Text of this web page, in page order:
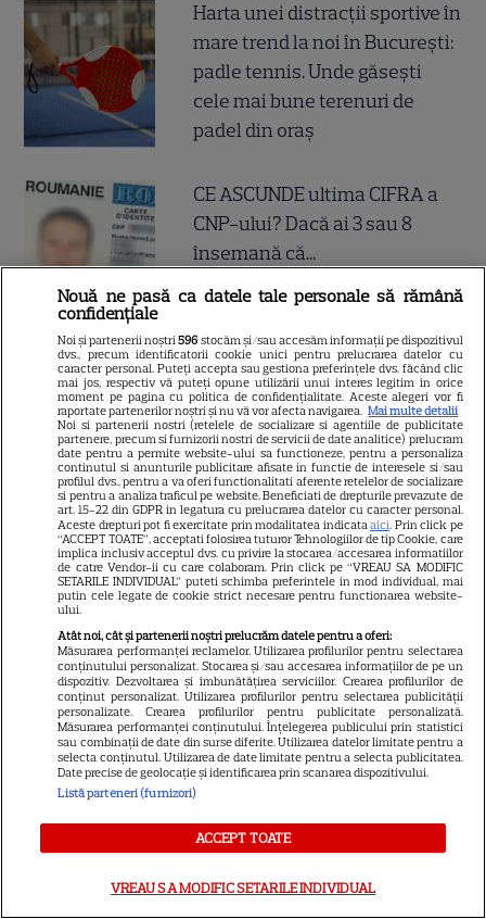
Harta unei distracții sportive în
mare trend la noi în București:
padle tennis. Unde găsești
cele mai bune terenuri de
padel din oraș
CE ASCUNDE ultima CIFRA a
CNP-ului? Dacă ai 3 sau 8
însemană că...
DIN ACEEAȘI CATEGORIE
SERIALE AMERICANE
Bundy”: „A fost un show foarte
Nouă ne pasă ca datele tale personale să rămână
confidențiale
Noi și partenerii noștri596 stocăm și/sau accesăm informații pe dispozitivul
dvs., precum identificatorii cookie unici pentru prelucrarea datelor cu
caracter personal. Puteți accepta sau gestiona preferințele dvs. făcând clic
mai jos, respectiv vă puteți opune utilizării unui interes legitim în orice
moment pe pagina cu politica de confidențialitate. Aceste alegeri vor fi
raportate partenerilor noștri și nu vă vor afecta navigarea. Mai multe detalii
Noi si partenerii nostri (retelele de socializare si agentiile de publicitate
partenere, precum si furnizorii nostri de servicii de date analitice) prelucram
date pentru a permite website-ului sa functioneze, pentru a personaliza
continutul si anunturile publicitare afisate in functie de interesele si/sau
profilul dvs., pentru a va oferi functionalitati aferente retelelor de socializare
si pentru a analiza traficul pe website. Beneficiati de drepturile prevazute de
art. 15-22 din GDPR in legatura cu prelucrarea datelor cu caracter personal.
Aceste drepturi pot fi exercitate prin modalitatea indicataaici. Prin click pe
“ACCEPT TOATE”, acceptati folosirea tuturor Tehnologiilor de tip Cookie, care
implica inclusiv acceptul dvs. cu privire la stocarea/accesarea informatiilor
de catre Vendor-ii cu care colaboram. Prin click pe “VREAU SA MODIFIC
SETARILE INDIVIDUAL” puteti schimba preferintele in mod individual, mai
putin cele legate de cookie strict necesare pentru functionarea website-
ului.
Atât noi, cât și partenerii noștri prelucrăm datele pentru a oferi:
Măsurarea performanței reclamelor. Utilizarea profilurilor pentru selectarea
conținutului personalizat. Stocarea și/sau accesarea informațiilor de pe un
dispozitiv. Dezvoltarea și îmbunătățirea serviciilor. Crearea profilurilor de
conținut personalizat. Utilizarea profilurilor pentru selectarea publicității
personalizate. Crearea profilurilor pentru publicitate personalizată.
Măsurarea performanței conținutului. Înțelegerea publicului prin statistici
sau combinații de date din surse diferite. Utilizarea datelor limitate pentru a
selecta conținutul. Utilizarea de date limitate pentru a selecta publicitatea.
Date precise de geolocație și identificarea prin scanarea dispozitivului.
Listă parteneri (furnizori)
ACCEPT TOATE
VREAU SA MODIFIC SETARILE INDIVIDUAL